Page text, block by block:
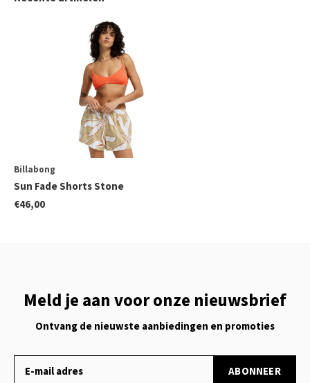
Billabong
Sun Fade Shorts Stone
€46,00
Meld je aan voor onze nieuwsbrief
Ontvang de nieuwste aanbiedingen en promoties
ABONNEER